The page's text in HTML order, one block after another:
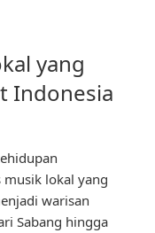
yang
Indonesia
musik lokal yang
warisan
Sabang hingga